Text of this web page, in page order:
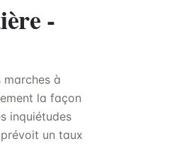
-
à
la façon
inquiétudes
un taux